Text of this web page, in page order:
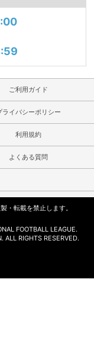
ご利用ガイド
ライバシーポリシー
利用規約
よくある質問
・転載を禁止します。
FOOTBALL LEAGUE.
ALL RIGHTS RESERVED.